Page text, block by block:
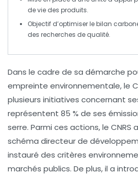
de vie des produits.
Objectif d’optimiser lebilan
des recherches de qualité.
Dans le cadre de sa démarche
empreinte environnementale, le
plusieurs initiatives concernant
représentent 85 % de ses
serre. Parmi ces actions, le CNRS
schéma directeur de
instauré des critères
marchés publics. De plus, il a